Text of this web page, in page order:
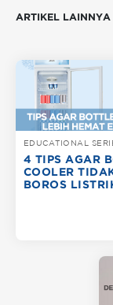
ARTIKEL LAINNYA
EDUCATIONAL
4 TIPS AGAR
COOLER
BOROS